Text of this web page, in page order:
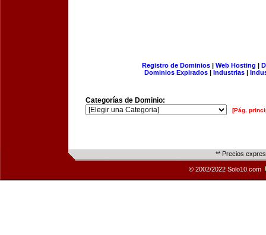
Registro de Dominios| Web Hosting |
Dominios Expirados | Industrias |
Categorías de Dominio:
[Pág.
** Precios
© 2002/2022 Solo10.com